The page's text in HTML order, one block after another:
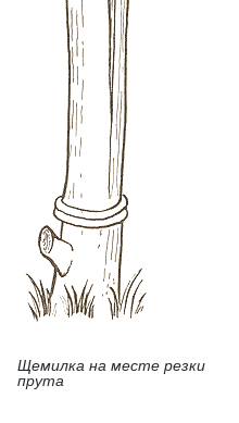
Щемилка на месте резки
прута